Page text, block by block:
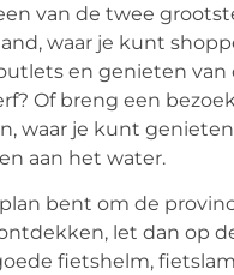
van de twee
waar je kunt
en genieten van
Of breng een
waar je kunt
aan het water.
bent om de
let dan op
fietshelm,